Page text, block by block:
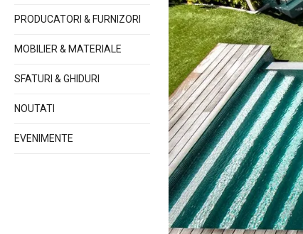
PRODUCATORI & FURNIZORI
MOBILIER & MATERIALE
SFATURI & GHIDURI
NOUTATI
EVENIMENTE